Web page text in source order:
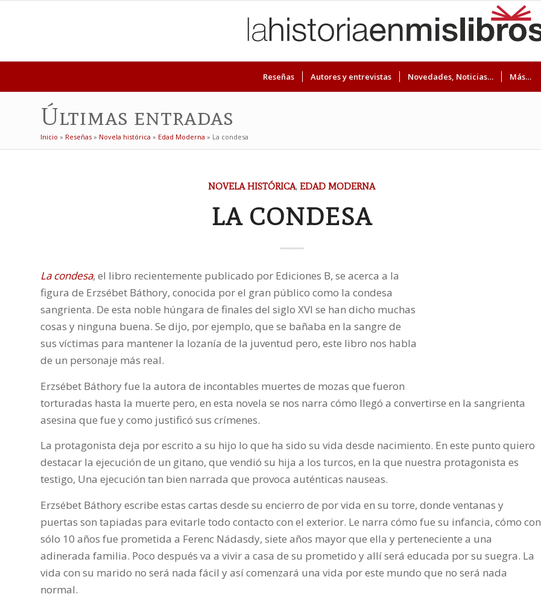
Reseñas Autores y entrevistas Novedades, Noticias… Más…
Últimas entradas
Inicio » Reseñas » Novela histórica » Edad Moderna » La condesa
NOVELA HISTÓRICA,EDAD MODERNA
LA CONDESA
La condesa, el libro recientemente publicado por Ediciones B, se acerca a la
figura de Erzsébet Báthory, conocida por el gran público como la condesa
sangrienta. De esta noble húngara de finales del siglo XVI se han dicho muchas
cosas y ninguna buena. Se dijo, por ejemplo, que se bañaba en la sangre de
sus víctimas para mantener la lozanía de la juventud pero, este libro nos habla
de un personaje más real.
Erzsébet Báthory fue la autora de incontables muertes de mozas que fueron
torturadas hasta la muerte pero, en esta novela se nos narra cómo llegó a convertirse en la sangrienta
asesina que fue y como justificó sus crímenes.
La protagonista deja por escrito a su hijo lo que ha sido su vida desde nacimiento. En este punto quiero
destacar la ejecución de un gitano, que vendió su hija a los turcos, en la que nuestra protagonista es
testigo, Una ejecución tan bien narrada que provoca auténticas nauseas.
Erzsébet Báthory escribe estas cartas desde su encierro de por vida en su torre, donde ventanas y
puertas son tapiadas para evitarle todo contacto con el exterior. Le narra cómo fue su infancia, cómo con
sólo 10 años fue prometida a Ferenc Nádasdy, siete años mayor que ella y perteneciente a una
adinerada familia. Poco después va a vivir a casa de su prometido y allí será educada por su suegra. La
vida con su marido no será nada fácil y así comenzará una vida por este mundo que no será nada
normal.